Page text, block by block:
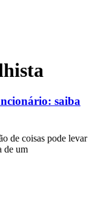
saiba
de coisas pode levar
de um